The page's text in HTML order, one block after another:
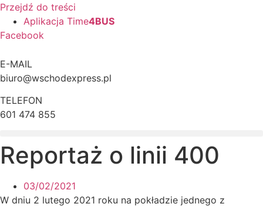
Przejdź do treści
Aplikacja Time4BUS
Facebook
E-MAIL
biuro@wschodexpress.pl
TELEFON
601 474 855
Reportaż o linii 400
03/02/2021
W dniu 2 lutego 2021 roku na pokładzie jednego z